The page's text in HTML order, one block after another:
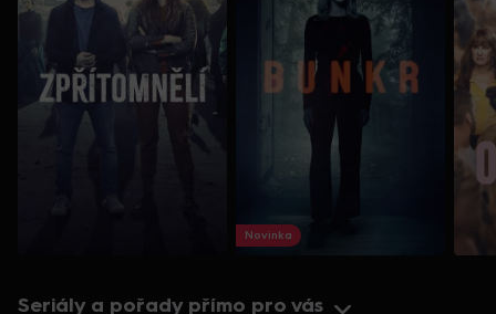
Novinka
Seriály a pořady přímo pro vás